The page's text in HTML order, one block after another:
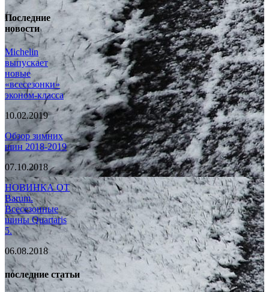
Последние
новости
Michelin
выпускает
новые
«всесезонки»
эконом-класса
10.02.2019
Обзор зимних
шин 2018-2019
07.10.2018
НОВИНКА ОТ
Barum.
Всесезонные
шины Quartaris
5.
06.08.2018
последние статьи